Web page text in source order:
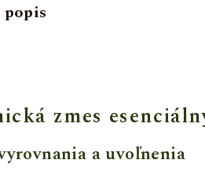
zmes
a uvoľnenia